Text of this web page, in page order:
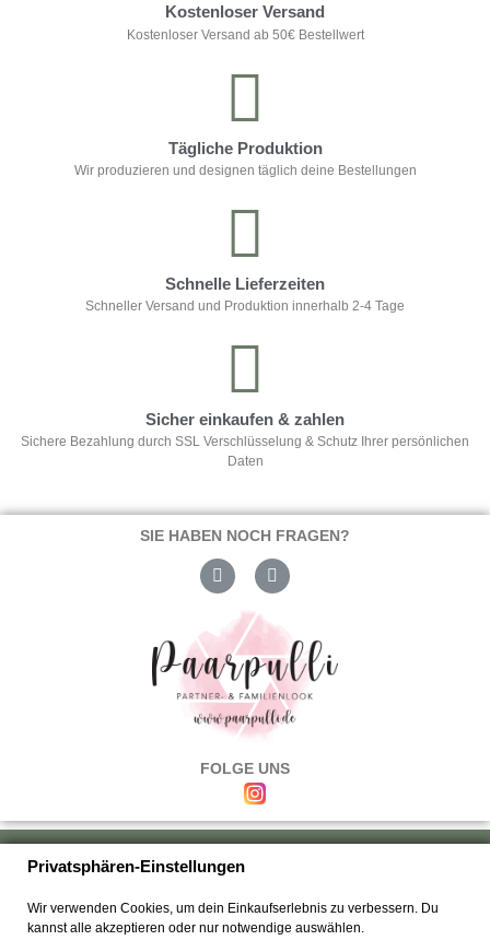
Kostenloser Versand
Kostenloser Versand ab 50€ Bestellwert
Tägliche Produktion
Wir produzieren und designen täglich deine Bestellungen
Schnelle Lieferzeiten
Schneller Versand und Produktion innerhalb 2-4 Tage
Sicher einkaufen & zahlen
Sichere Bezahlung durch SSL Verschlüsselung & Schutz Ihrer persönlichen
Daten
SIE HABEN NOCH FRAGEN?
FOLGE UNS
Über uns|Versand & Zahlung|Umtausch & Rückgabe
Kontakt
Privatsphären-Einstellungen
Wir verwenden Cookies, um dein Einkaufserlebnis zu verbessern. Du
kannst alle akzeptieren oder nur notwendige auswählen.